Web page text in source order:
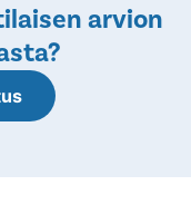
arvion